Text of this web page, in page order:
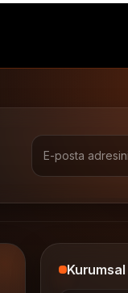
Kurumsal